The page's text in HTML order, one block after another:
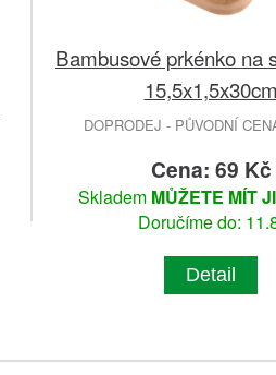
Bambusové prkénko na
DOPRODEJ - PŮVODNÍ
Cena: 69 Kč
Skladem MŮŽETE MÍT
Doručíme do:
Detail